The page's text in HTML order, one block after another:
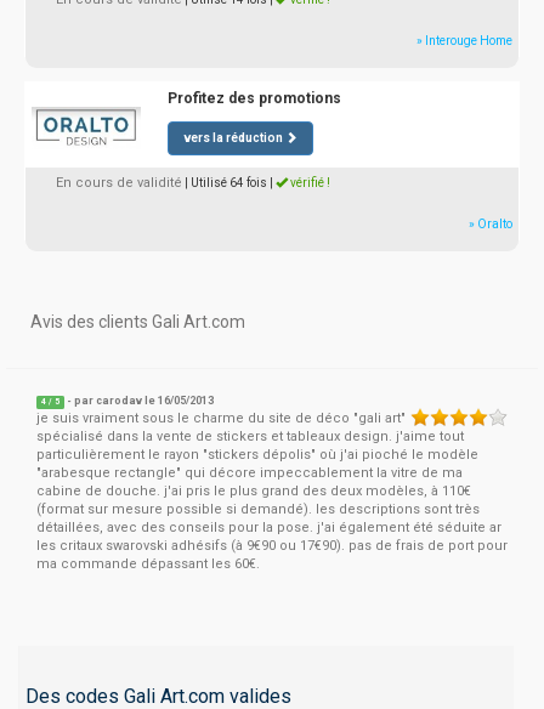
» Interouge Home
Profitez des promotions
vers la réduction
En cours de validité | Utilisé 64 fois vérifié !
» Oralto
Avis des clients Gali Art.com
4 / 5 - parcarodav le 16/05/2013
je suis vraiment sous le charme du site de déco "gali art"
spécialisé dans la vente de stickers et tableaux design. j'aime tout
particulièrement le rayon "stickers dépolis" où j'ai pioché le modèle
"arabesque rectangle" qui décore impeccablement la vitre de ma
cabine de douche. j'ai pris le plus grand des deux modèles, à 110€
(format sur mesure possible si demandé). les descriptions sont très
détaillées, avec des conseils pour la pose. j'ai également été séduite ar
les critaux swarovski adhésifs (à 9€90 ou 17€90). pas de frais de port pour
ma commande dépassant les 60€.
Des codes Gali Art.com valides